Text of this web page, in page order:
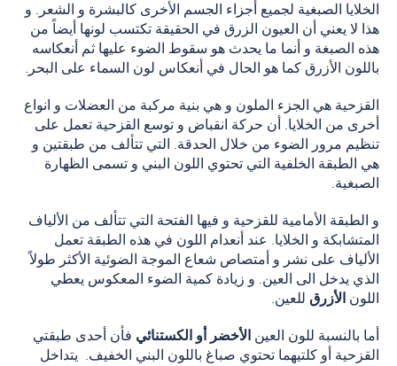
الخلايا الصبغية لجميع أجزاء الجسم الأخرى كالبشرة و الشعر. و
هذا لا يعني أن العيون الزرق في الحقيقة تكتسب لونها أيضاً من
هذه الصبغة و أنما ما يحدث هو سقوط الضوء عليها ثم أنعكاسه
باللون الأزرق كما هو الحال في أنعكاس لون السماء على البحر.
القزحية هي الجزء الملون و هي بنية مركبة من العضلات و انواع
أخرى من الخلايا. أن حركة انقباض و توسع القزحية تعمل على
تنظيم مرور الضوء من خلال الحدقة. التي تتألف من طبقتين و
هي الطبقة الخلفية التي تحتوي اللون البني و تسمى الظهارة
الصبغية.
و الطبقة الأمامية للقزحية و فيها الفتحة التي تتألف من الألياف
المتشابكة و الخلايا. عند أنعدام اللون في هذه الطبقة تعمل
الألياف على نشر و أمتصاص شعاع الموجة الضوئية الأكثر طولاً
الذي يدخل الى العين. و زيادة كمية الضوء المعكوس يعطي
اللون الأزرق للعين.
أما بالنسبة للون العين الأخضر أو الكستنائي فأن أحدى طبقتي
القزحية أو كلتيهما تحتوي صباغ باللون البني الخفيف. يتداخل